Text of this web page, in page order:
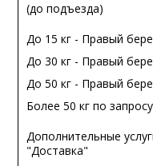
(до подъезда)
До 15 кг - Правый
До 30 кг - Правый
До 50 кг - Правый
Более 50 кг по
Дополнительные
"Доставка"